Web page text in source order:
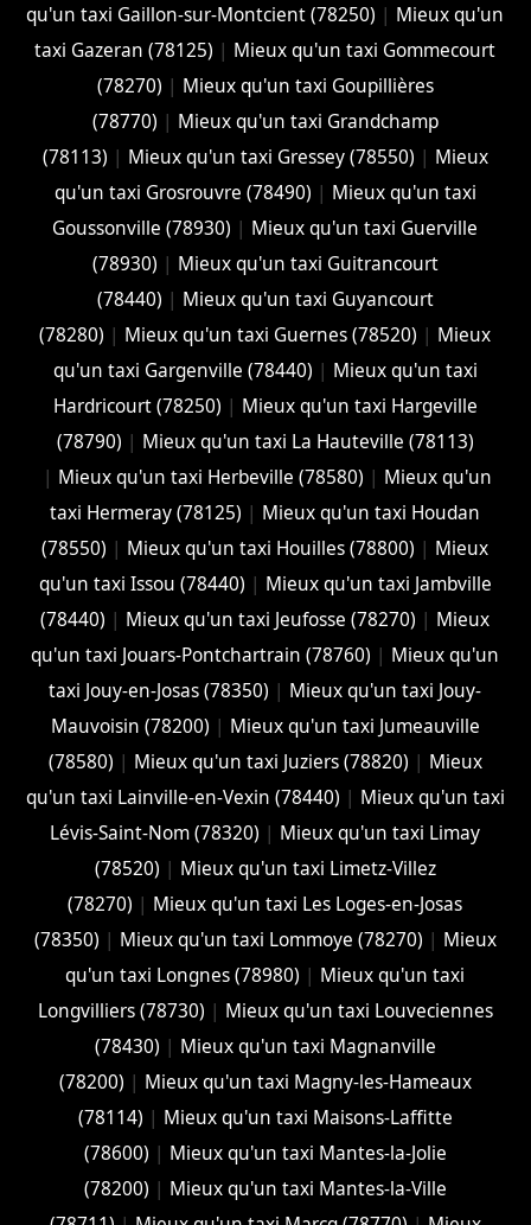
qu'un taxi Gaillon-sur-Montcient (78250) | Mieux qu'un
taxi Gazeran (78125) | Mieux qu'un taxi Gommecourt
(78270) | Mieux qu'un taxi Goupillières
(78770) | Mieux qu'un taxi Grandchamp
(78113) | Mieux qu'un taxi Gressey (78550) | Mieux
qu'un taxi Grosrouvre (78490) | Mieux qu'un taxi
Goussonville (78930) | Mieux qu'un taxi Guerville
(78930) | Mieux qu'un taxi Guitrancourt
(78440) | Mieux qu'un taxi Guyancourt
(78280) | Mieux qu'un taxi Guernes (78520) | Mieux
qu'un taxi Gargenville (78440) | Mieux qu'un taxi
Hardricourt (78250) | Mieux qu'un taxi Hargeville
(78790) | Mieux qu'un taxi La Hauteville (78113)
| Mieux qu'un taxi Herbeville (78580) | Mieux qu'un
taxi Hermeray (78125) | Mieux qu'un taxi Houdan
(78550) | Mieux qu'un taxi Houilles (78800) | Mieux
qu'un taxi Issou (78440) | Mieux qu'un taxi Jambville
(78440) | Mieux qu'un taxi Jeufosse (78270) | Mieux
qu'un taxi Jouars-Pontchartrain (78760) | Mieux qu'un
taxi Jouy-en-Josas (78350) | Mieux qu'un taxi Jouy-
Mauvoisin (78200) | Mieux qu'un taxi Jumeauville
(78580) | Mieux qu'un taxi Juziers (78820) | Mieux
qu'un taxi Lainville-en-Vexin (78440) | Mieux qu'un taxi
Lévis-Saint-Nom (78320) | Mieux qu'un taxi Limay
(78520) | Mieux qu'un taxi Limetz-Villez
(78270) | Mieux qu'un taxi Les Loges-en-Josas
(78350) | Mieux qu'un taxi Lommoye (78270) | Mieux
qu'un taxi Longnes (78980) | Mieux qu'un taxi
Longvilliers (78730) | Mieux qu'un taxi Louveciennes
(78430) | Mieux qu'un taxi Magnanville
(78200) | Mieux qu'un taxi Magny-les-Hameaux
(78114) | Mieux qu'un taxi Maisons-Laffitte
(78600) | Mieux qu'un taxi Mantes-la-Jolie
(78200) | Mieux qu'un taxi Mantes-la-Ville